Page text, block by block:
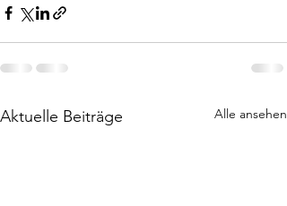
Aktuelle Beiträge Alle ansehen